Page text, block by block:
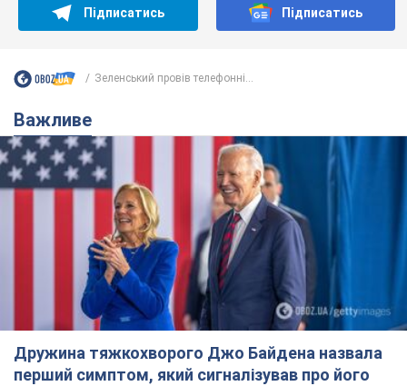
Підписатись Підписатись
Зеленський провів телефонні...
Важливе
Дружина тяжкохворого Джо Байдена назвала
перший симптом, який сигналізував про його